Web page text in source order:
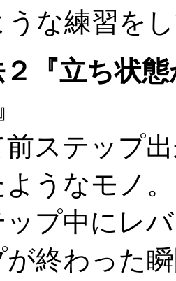
うな練習を
『立ち状
』
前ステップ
うなモノ。
プ中にレ
終わった